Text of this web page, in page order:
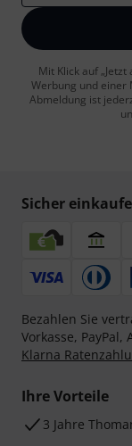
Mit Klick auf
Werbung und einer
Abmeldung ist
Sicher
Bezahlen Sie
Vorkasse, PayPal,
Klarna
Ihre Vorteile
3 Jahre